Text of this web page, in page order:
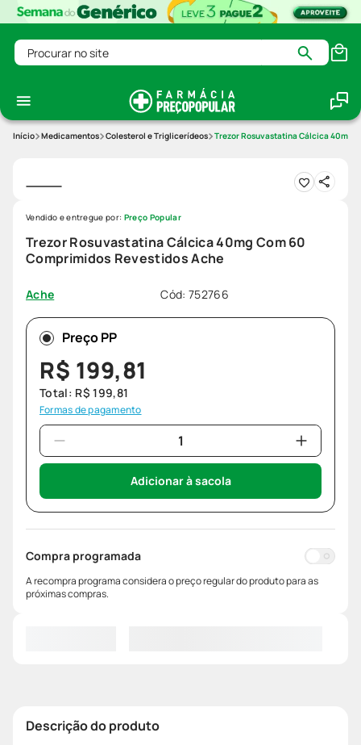
Procurar no site
Medicamentos Colesterol e Triglicerídeos Trezor Rosuvastatina Cálcica 40mg
Trezor Rosuvastatina Cálcica 40mg Com 60
Comprimidos Revestidos Ache
Ache Cód: 752766
Vendido e entregue por: Preço Popular
Preço PP
R$ 199,81
Total: R$ 199,81
Formas de pagamento
Adicionar à sacola
Compra programada
A recompra programa considera o preço regular do produto para as
próximas compras.
Descrição do produto